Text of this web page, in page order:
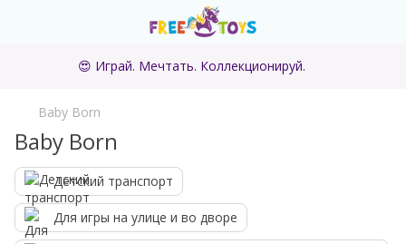
😍 Играй. Мечтать. Коллекционируй.
Baby Born
Baby Born
Детский транспорт
Для игры на улице и во дворе